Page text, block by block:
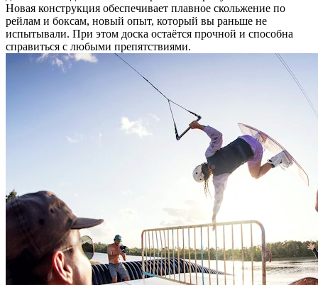
Новая конструкция обеспечивает плавное скольжение по
рейлам и боксам, новый опыт, который вы раньше не
испытывали. При этом доска остаётся прочной и способна
справиться с любыми препятствиями.